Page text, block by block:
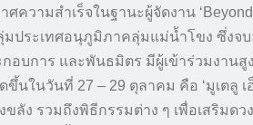
ความสำเร็จในฐานะผู้จัดงาน
ประเทศอนุภูมิภาคลุ่มแม่น้ำโขง ซึ่งจ
อบการ และพันธมิตร มีผู้เข้าร่วมงานสู
นในวันที่ 27 – 29 ตุลาคม คือ ‘มูเตลู
ขลัง รวมถึงพิธีกรรมต่าง ๆ เพื่อเสริมด